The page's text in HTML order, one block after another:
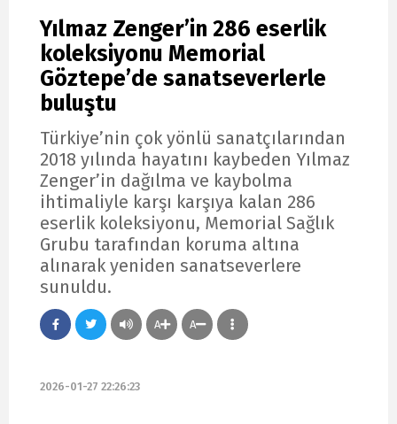
Yılmaz Zenger’in 286 eserlik
koleksiyonu Memorial
Göztepe’de sanatseverlerle
buluştu
Türkiye’nin çok yönlü sanatçılarından
2018 yılında hayatını kaybeden Yılmaz
Zenger’in dağılma ve kaybolma
ihtimaliyle karşı karşıya kalan 286
eserlik koleksiyonu, Memorial Sağlık
Grubu tarafından koruma altına
alınarak yeniden sanatseverlere
sunuldu.
A A
2026-01-27 22:26:23